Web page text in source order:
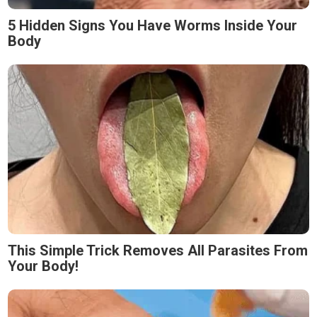
5 Hidden Signs You Have Worms Inside Your
Body
This Simple Trick Removes All Parasites From
Your Body!